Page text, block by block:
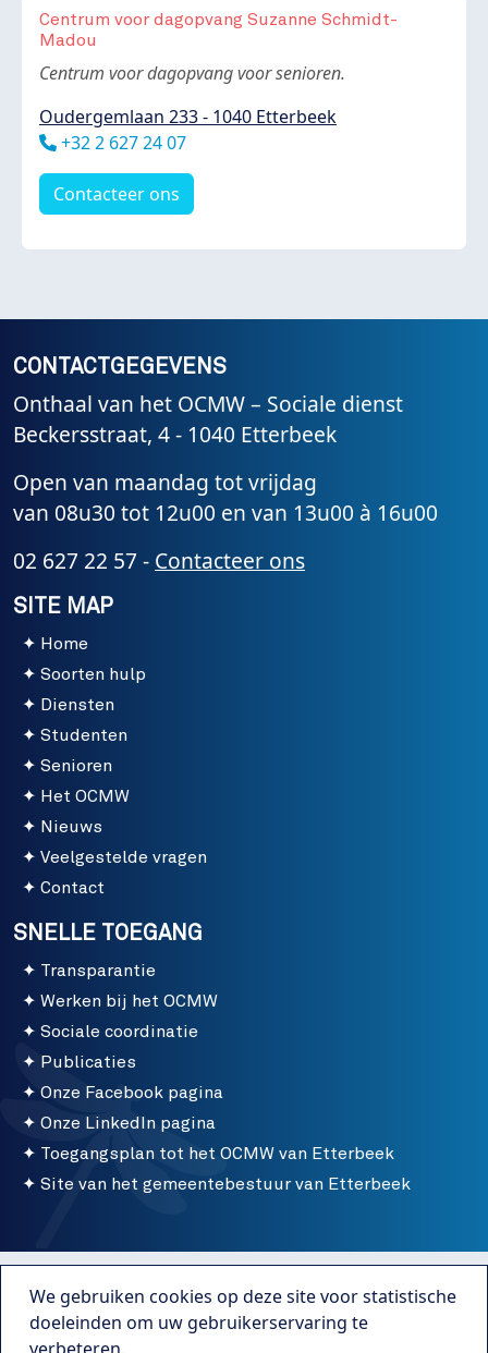
Centrum voor dagopvang Suzanne Schmidt-
Madou
Body
Centrum voor dagopvang voor senioren.
Oudergemlaan 233 - 1040 Etterbeek
Téléphone
+32 2 627 24 07
Contacteer ons
CONTACTGEGEVENS
Onthaal van het OCMW – Sociale dienst
Beckersstraat, 4 - 1040 Etterbeek
Open van maandag tot vrijdag
van 08u30 tot 12u00 en van 13u00 à 16u00
02 627 22 57 - Contacteer ons
SITE MAP
Home
Soorten hulp
Diensten
Studenten
Senioren
Het OCMW
Nieuws
Veelgestelde vragen
Contact
SNELLE TOEGANG
Transparantie
Werken bij het OCMW
Sociale coordinatie
Publicaties
Onze Facebook pagina
Onze LinkedIn pagina
Toegangsplan tot het OCMW van Etterbeek
Site van het gemeentebestuur van Etterbeek
Menu bottom
Publicaties
We gebruiken cookies op deze site voor statistische
doeleinden om uw gebruikerservaring te